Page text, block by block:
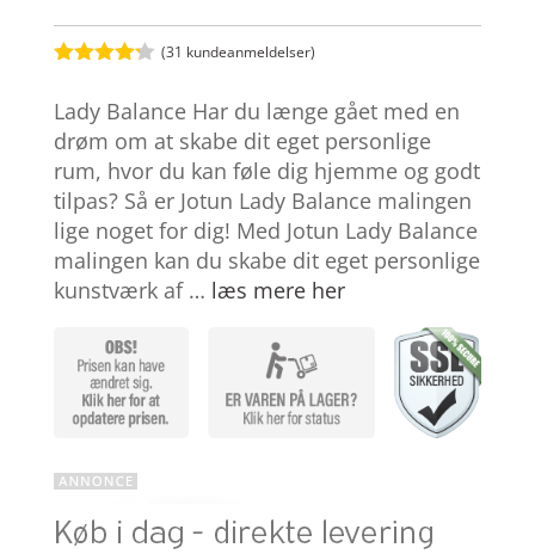
ud af 5
baseret
på
kundebedø
mmelser
(31 kundeanmeldelser)
Lady Balance Har du længe gået med en
drøm om at skabe dit eget personlige
rum, hvor du kan føle dig hjemme og godt
tilpas? Så er Jotun Lady Balance malingen
lige noget for dig! Med Jotun Lady Balance
malingen kan du skabe dit eget personlige
kunstværk af … læs mere her